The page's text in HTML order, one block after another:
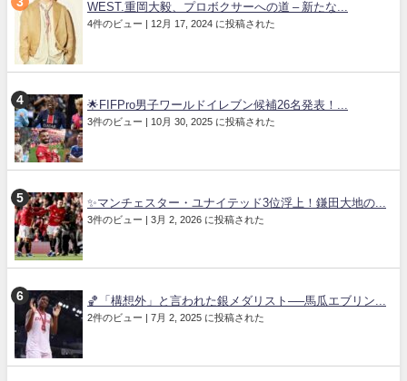
WEST.重岡大毅、プロボクサーへの道 – 新たな...
4件のビュー 12月 17, 2024 に投稿された
🌟FIFPro男子ワールドイレブン候補26名発表！...
3件のビュー 10月 30, 2025 に投稿された
✨マンチェスター・ユナイテッド3位浮上！鎌田大地の...
3件のビュー 3月 2, 2026 に投稿された
🏀「構想外」と言われた銀メダリスト──馬瓜エブリン...
2件のビュー 7月 2, 2025 に投稿された